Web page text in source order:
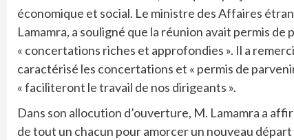
économique et social. Le ministre des Affaires
Lamamra, a souligné que la réunion avait permis
« concertations riches et approfondies ». Il a
caractérisé les concertations et « permis de
« faciliteront le travail de nos dirigeants ».
Dans son allocution d’ouverture, M. Lamamra a
de tout un chacun pour amorcer un nouveau